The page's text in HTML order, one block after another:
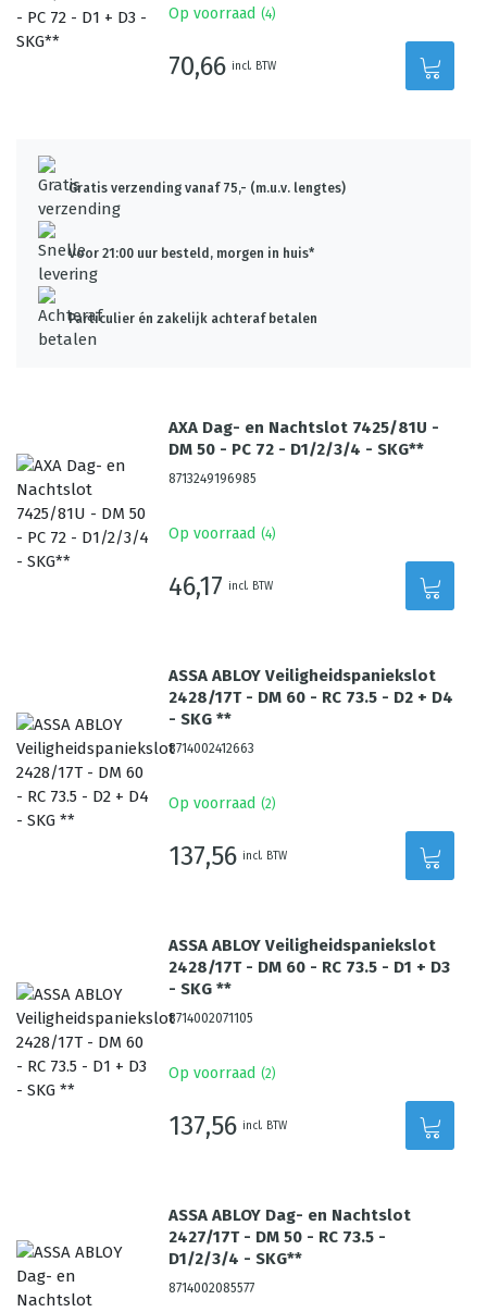
Op voorraad (4)
70,66 incl. BTW
Gratis verzending vanaf 75,- (m.u.v. lengtes)
Voor 21:00 uur besteld, morgen in huis*
Particulier én zakelijk achteraf betalen
AXA Dag- en Nachtslot 7425/81U -
DM 50 - PC 72 - D1/2/3/4 - SKG**
8713249196985
Op voorraad (4)
46,17 incl. BTW
ASSA ABLOY Veiligheidspaniekslot
2428/17T - DM 60 - RC 73.5 - D2 + D4
- SKG **
8714002412663
Op voorraad (2)
137,56 incl. BTW
ASSA ABLOY Veiligheidspaniekslot
2428/17T - DM 60 - RC 73.5 - D1 + D3
- SKG **
8714002071105
Op voorraad (2)
137,56 incl. BTW
ASSA ABLOY Dag- en Nachtslot
2427/17T - DM 50 - RC 73.5 -
D1/2/3/4 - SKG**
8714002085577